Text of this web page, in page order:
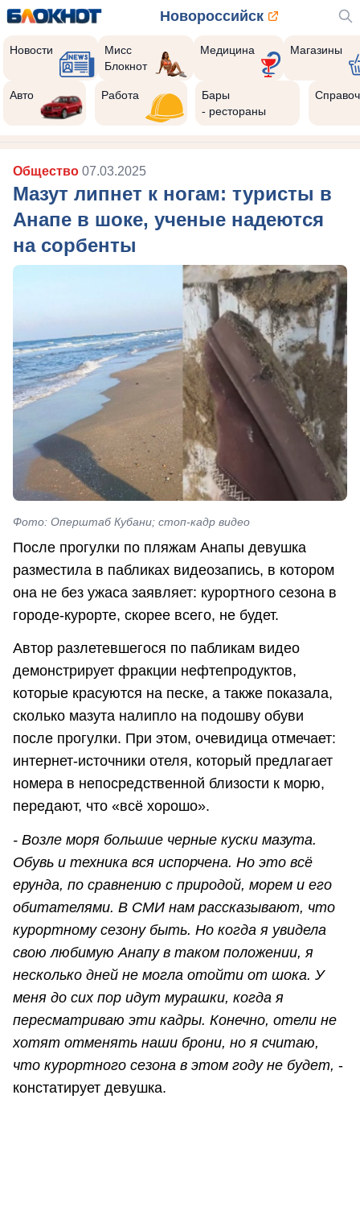
Новороссийск
Новости
Мисс
Блокнот
Медицина Магазины
Авто Работа
Бары
- рестораны
Общество 07.03.2025
Мазут липнет к ногам: туристы в
Анапе в шоке, ученые надеются
на сорбенты
Фото: Оперштаб Кубани; стоп-кадр видео
После прогулки по пляжам Анапы девушка
разместила в пабликах видеозапись, в котором
она не без ужаса заявляет: курортного сезона в
городе-курорте, скорее всего, не будет.
Автор разлетевшегося по пабликам видео
демонстрирует фракции нефтепродуктов,
которые красуются на песке, а также показала,
сколько мазута налипло на подошву обуви
после прогулки. При этом, очевидица отмечает:
интернет-источники отеля, который предлагает
номера в непосредственной близости к морю,
передают, что «всё хорошо».
- Возле моря большие черные куски мазута.
Обувь и техника вся испорчена. Но это всё
ерунда, по сравнению с природой, морем и его
обитателями. В СМИ нам рассказывают, что
курортному сезону быть. Но когда я увидела
свою любимую Анапу в таком положении, я
несколько дней не могла отойти от шока. У
меня до сих пор идут мурашки, когда я
пересматриваю эти кадры. Конечно, отели не
хотят отменять наши брони, но я считаю,
что курортного сезона в этом году не будет, -
констатирует девушка.
Реклама закроется через: